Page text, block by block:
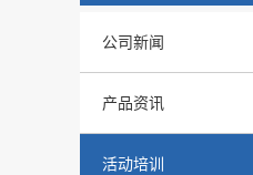
公司新闻
产品资讯
活动培训